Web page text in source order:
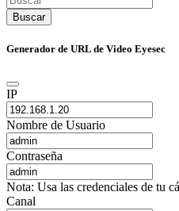
Buscar
Generador de URL de Video Eyesec
IP
Nombre de Usuario
Contraseña
Nota: Usa las credenciales de tu
Canal